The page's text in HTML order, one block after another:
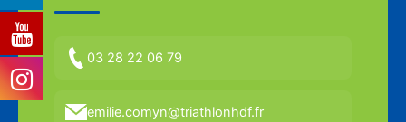
03 28 22 06 79
emilie.comyn@triathlonhdf.fr